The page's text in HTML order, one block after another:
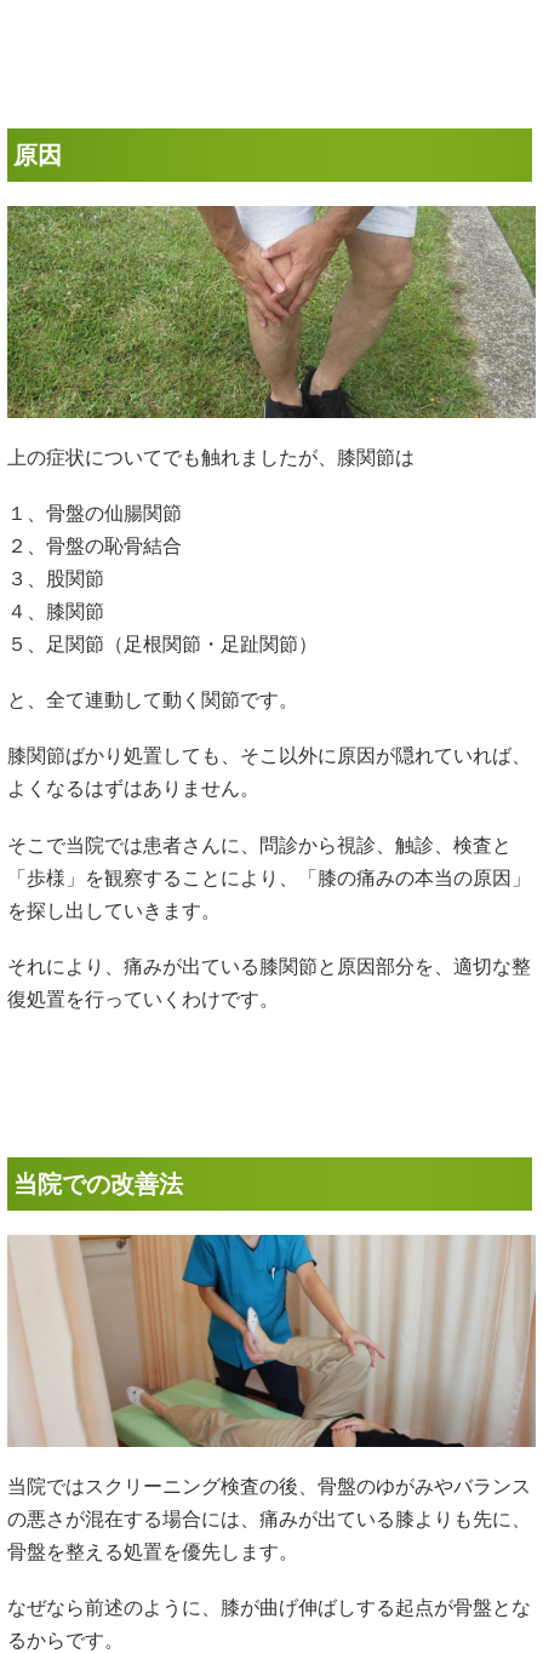
原因
上の症状についてでも触れましたが、膝関節は
１、骨盤の仙腸関節
２、骨盤の恥骨結合
３、股関節
４、膝関節
５、足関節（足根関節・足趾関節）
と、全て連動して動く関節です。
膝関節ばかり処置しても、そこ以外に原因が隠れていれば、
よくなるはずはありません。
そこで当院では患者さんに、問診から視診、触診、検査と
「歩様」を観察することにより、「膝の痛みの本当の原因」
を探し出していきます。
それにより、痛みが出ている膝関節と原因部分を、適切な整
復処置を行っていくわけです。
当院での改善法
当院ではスクリーニング検査の後、骨盤のゆがみやバランス
の悪さが混在する場合には、痛みが出ている膝よりも先に、
骨盤を整える処置を優先します。
なぜなら前述のように、膝が曲げ伸ばしする起点が骨盤とな
るからです。